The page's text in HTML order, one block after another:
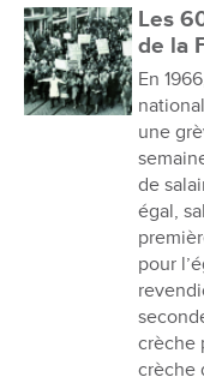
Les
de la
En
une
de
égal,
pour
crèche
crèche